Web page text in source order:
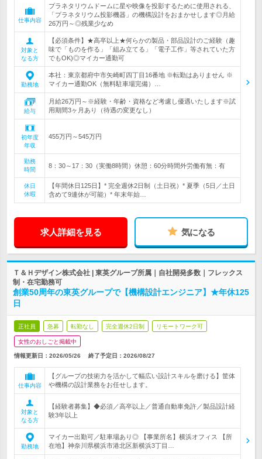
仕事内容
プラネタリウムドームに星や映像を投影するために使用される、
「プラネタリウム投影機器」の機構設計をおまかせします◎月給
26万円～◎残業少なめ
対象と
なる方
【必須条件】★高卒以上★何らかの製品・部品設計のご経験（趣
味で「ものを作る」「組み立てる」「電子工作」等されていた方
でもOK)◎マイカー通勤可
勤務地
本社：東京都府中市矢崎町四丁目16番地 ※転勤はありません ※
マイカー通勤OK（無料駐車場完備）…
給与
月給26万円～※経験・年齢・資格など考慮し優遇いたします※試
用期間3ヶ月あり（待遇の変更なし）
初年度
年収
455万円～545万円
勤務
時間
8：30～17：30（実働8時間）休憩：60分時間外労働有無：有
休日
休暇
【年間休日125日】* 完全週休2日制（土日祝）* 夏季（5日／土日
含めて9連休が可能）* 年末年始…
求人詳細を見る 気になる
Ｔ＆Ｈデザイン株式会社 | 東英グループ所属｜自社開発多数｜フレックス
制・在宅勤務可
創業50周年の東英グループで【機構設計エンジニア】★年休125
日
正社員 急募 転勤なし 完全週休2日制 リモートワーク可
女性のおしごと掲載中
情報更新日：2026/05/26 終了予定日： 2026/08/27
仕事内容
【グループの技術力を活かして幅広い設計スキルを磨ける】筐体
や機構の設計業務をお任せします。
対象と
なる方
【経験者募集】◆必須／高卒以上／普通自動車免許／製品設計経
験3年以上
勤務地
マイカー出勤可／駐車場あり◎ 【事業所名】横浜オフィス 【所
在地】神奈川県横浜市港北区新横浜3丁目…